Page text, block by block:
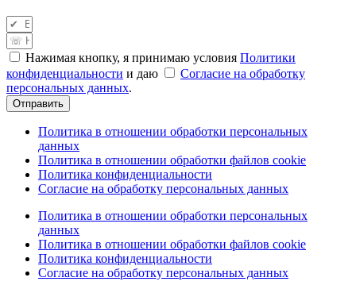
Нажимая кнопку, я принимаю условия Политики
конфиденциальности и даю
Согласие на обработку
персональных данных.
Отправить
Политика в отношении обработки персональных
данных
Политика в отношении обработки файлов cookie
Политика конфиденциальности
Согласие на обработку персональных данных
Политика в отношении обработки персональных
данных
Политика в отношении обработки файлов cookie
Политика конфиденциальности
Согласие на обработку персональных данных